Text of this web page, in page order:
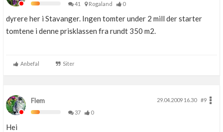
41
Rogaland 0
dyrere her i Stavanger. Ingen tomter under 2 mill der starter
tomtene i denne prisklassen fra rundt 350 m2.
Anbefal Siter
Flem 29.04.2009 16.30
#9
37
0
Hei